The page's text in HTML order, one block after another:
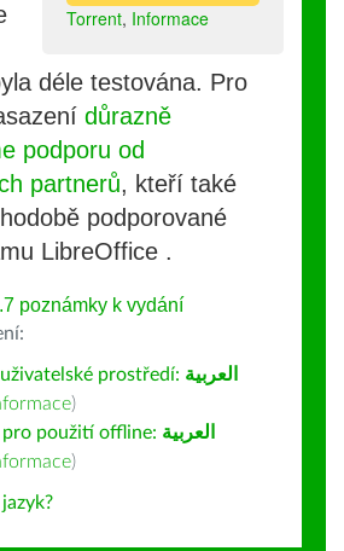
Torrent, Informace
déle testována. Pro
důrazně
podporu od
partnerů, kteří také
podporované
LibreOffice .
poznámky k vydání
prostředí: العربية
)
pro použití offline: العربية
)